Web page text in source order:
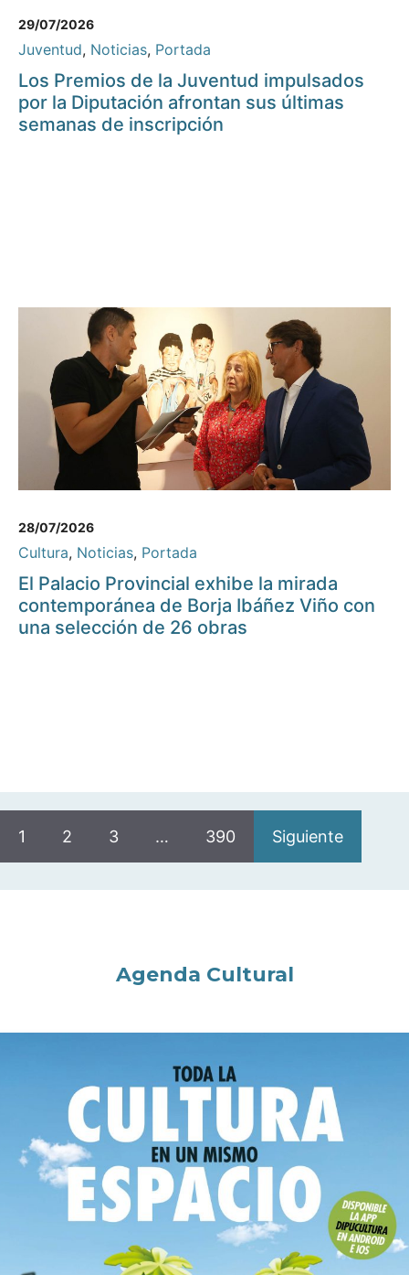
29/07/2026
Juventud, Noticias, Portada
Los Premios de la Juventud impulsados
por la Diputación afrontan sus últimas
semanas de inscripción
28/07/2026
Cultura, Noticias, Portada
El Palacio Provincial exhibe la mirada
contemporánea de Borja Ibáñez Viño con
una selección de 26 obras
1 2 3 … 390 Siguiente
Agenda Cultural